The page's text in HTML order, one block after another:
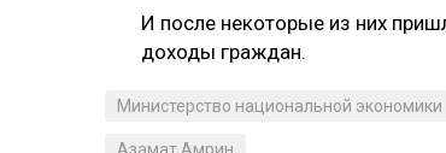
И после некоторые из них
доходы граждан.
Министерство национальной экономики